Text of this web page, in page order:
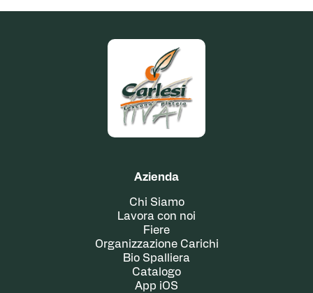
Azienda
Chi Siamo
Lavora con noi
Fiere
Organizzazione Carichi
Bio Spalliera
Catalogo
App iOS